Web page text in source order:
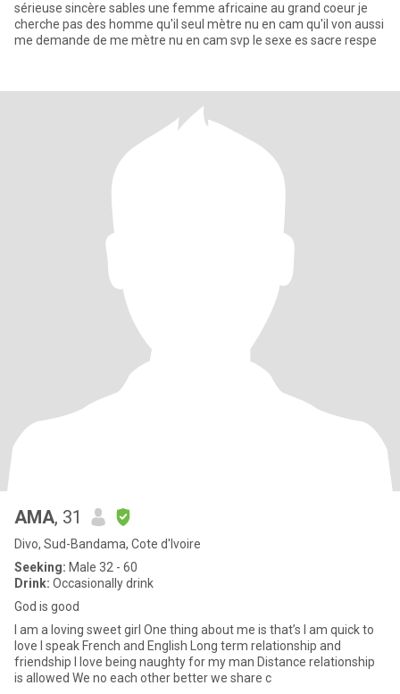
sérieuse sincère sables une femme africaine au grand coeur je
cherche pas des homme qu'il seul mètre nu en cam qu'il von aussi
me demande de me mètre nu en cam svp le sexe es sacre respe
AMA, 31
Divo, Sud-Bandama, Cote d'Ivoire
Seeking: Male 32 - 60
Drink: Occasionally drink
God is good
I am a loving sweet girl One thing about me is that’s I am quick to
love I speak French and English Long term relationship and
friendship I love being naughty for my man Distance relationship
is allowed We no each other better we share c